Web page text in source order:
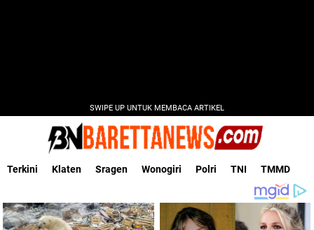
SWIPE UP UNTUK MEMBACA ARTIKEL
Terkini Klaten Sragen Wonogiri Polri TNI TMMD